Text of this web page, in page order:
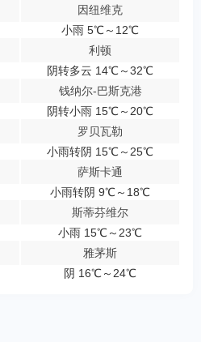
因纽维克
小雨 5℃～12℃
利顿
阴转多云 14℃～32℃
钱纳尔-巴斯克港
阴转小雨 15℃～20℃
罗贝瓦勒
小雨转阴 15℃～25℃
萨斯卡通
小雨转阴 9℃～18℃
斯蒂芬维尔
小雨 15℃～23℃
雅茅斯
阴 16℃～24℃